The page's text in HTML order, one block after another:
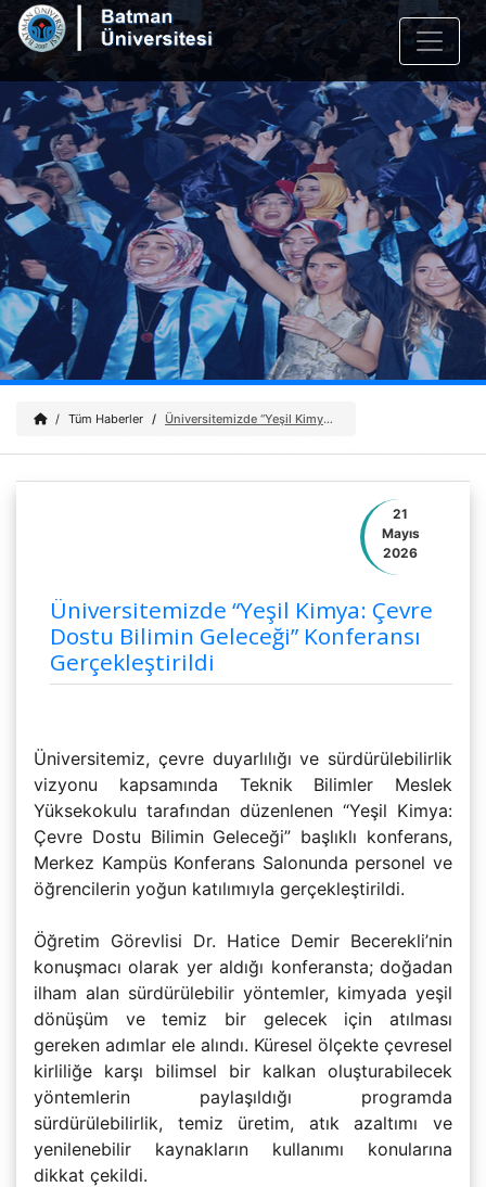
Tüm Haberler Üniversitemizde “Yeşil Kimya: Çevre Dostu Bilimin Geleceği” Konferansı Gerçekleştirildi
21
Mayıs
2026
Üniversitemizde “Yeşil Kimya: Çevre
Dostu Bilimin Geleceği” Konferansı
Gerçekleştirildi
Üniversitemiz, çevre duyarlılığı ve sürdürülebilirlik
vizyonu kapsamında Teknik Bilimler Meslek
Yüksekokulu tarafından düzenlenen “Yeşil Kimya:
Çevre Dostu Bilimin Geleceği” başlıklı konferans,
Merkez Kampüs Konferans Salonunda personel ve
öğrencilerin yoğun katılımıyla gerçekleştirildi.
Öğretim Görevlisi Dr. Hatice Demir Becerekli’nin
konuşmacı olarak yer aldığı konferansta; doğadan
ilham alan sürdürülebilir yöntemler, kimyada yeşil
dönüşüm ve temiz bir gelecek için atılması
gereken adımlar ele alındı. Küresel ölçekte çevresel
kirliliğe karşı bilimsel bir kalkan oluşturabilecek
yöntemlerin paylaşıldığı programda
sürdürülebilirlik, temiz üretim, atık azaltımı ve
yenilenebilir kaynakların kullanımı konularına
dikkat çekildi.